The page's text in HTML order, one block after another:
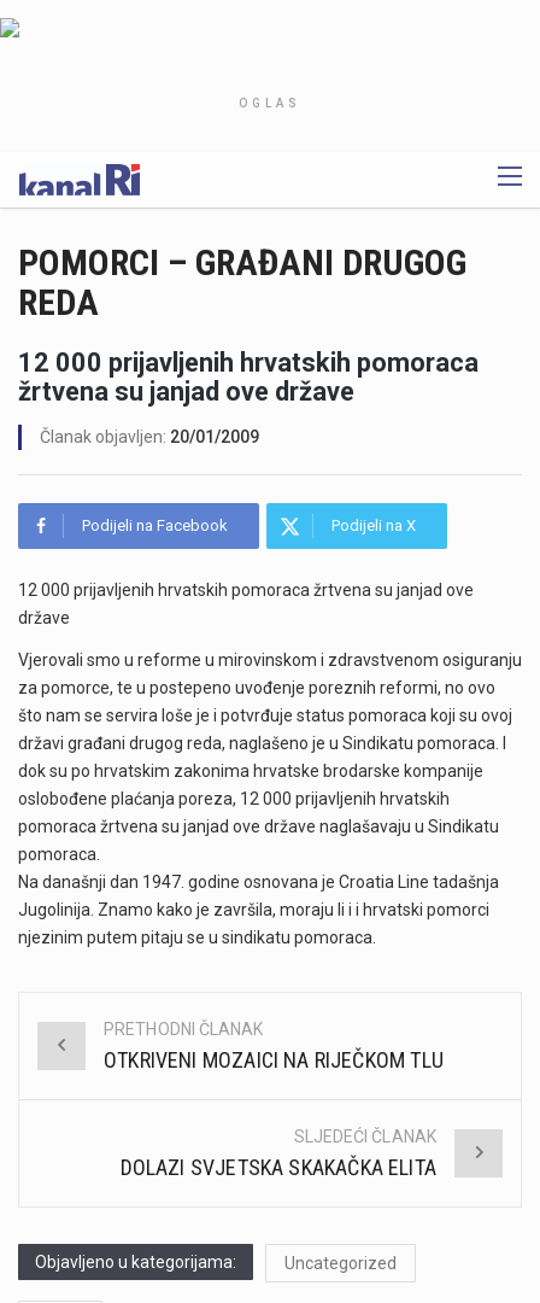
OGLAS
POMORCI – GRAĐANI DRUGOG
REDA
12 000 prijavljenih hrvatskih pomoraca
žrtvena su janjad ove države
Članak objavljen: 20/01/2009
Podijeli na Facebook Podijeli na X
12 000 prijavljenih hrvatskih pomoraca žrtvena su janjad ove
države
Vjerovali smo u reforme u mirovinskom i zdravstvenom osiguranju
za pomorce, te u postepeno uvođenje poreznih reformi, no ovo
što nam se servira loše je i potvrđuje status pomoraca koji su ovoj
državi građani drugog reda, naglašeno je u Sindikatu pomoraca. I
dok su po hrvatskim zakonima hrvatske brodarske kompanije
oslobođene plaćanja poreza, 12 000 prijavljenih hrvatskih
pomoraca žrtvena su janjad ove države naglašavaju u Sindikatu
pomoraca.
Na današnji dan 1947. godine osnovana je Croatia Line tadašnja
Jugolinija. Znamo kako je završila, moraju li i i hrvatski pomorci
njezinim putem pitaju se u sindikatu pomoraca.
Post
PRETHODNI ČLANAK
OTKRIVENI MOZAICI NA RIJEČKOM TLU
SLJEDEĆI ČLANAK
DOLAZI SVJETSKA SKAKAČKA ELITA
Objavljeno u kategorijama: Uncategorized